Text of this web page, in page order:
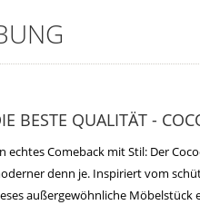
BESTE QUALITÄT -
echtes Comeback mit Stil: Der
denn je. Inspiriert vom
außergewöhnliche Möbelstück